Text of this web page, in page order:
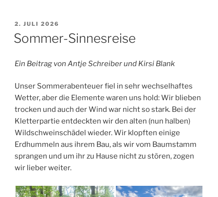
VERÖFFENTLICHT
AM
2. JULI 2026
Sommer-Sinnesreise
Ein Beitrag von Antje Schreiber und Kirsi Blank
Unser Sommerabenteuer fiel in sehr wechselhaftes
Wetter, aber die Elemente waren uns hold: Wir blieben
trocken und auch der Wind war nicht so stark. Bei der
Kletterpartie entdeckten wir den alten (nun halben)
Wildschweinschädel wieder. Wir klopften einige
Erdhummeln aus ihrem Bau, als wir vom Baumstamm
sprangen und um ihr zu Hause nicht zu stören, zogen
wir lieber weiter.